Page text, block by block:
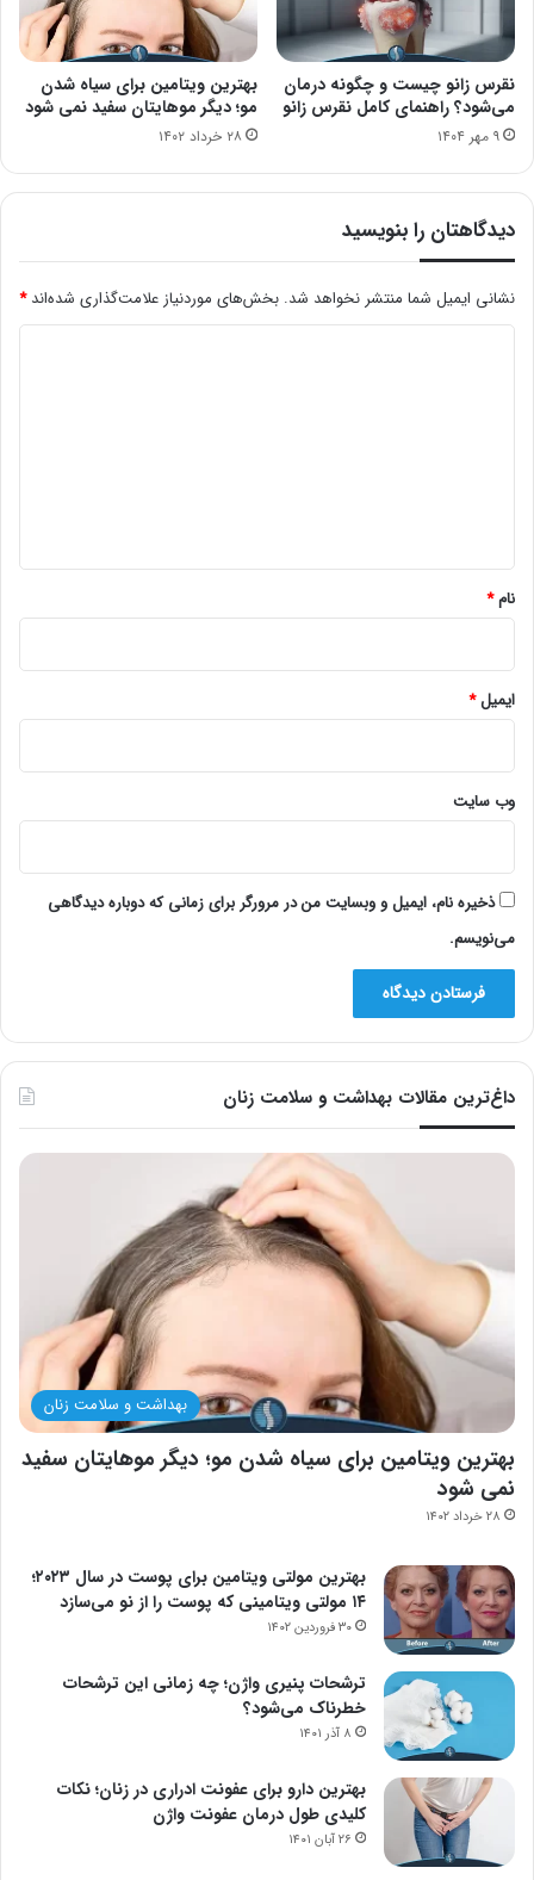
نقرس زانو چیست و چگونه درمان
می‌شود؟ راهنمای کامل نقرس زانو
۹ مهر ۱۴۰۴
بهترین ویتامین برای سیاه شدن
مو؛ دیگر موهایتان سفید نمی شود
۲۸ خرداد ۱۴۰۲
دیدگاهتان را بنویسید
نشانی ایمیل شما منتشر نخواهد شد. بخش‌های موردنیاز علامت‌گذاری شده‌اند*
نام*
ایمیل*
وب‌ سایت
ذخیره نام، ایمیل و وبسایت من در مرورگر برای زمانی که دوباره دیدگاهی
می‌نویسم.
داغ‌ترین مقالات بهداشت و سلامت زنان
بهداشت و سلامت زنان
بهترین ویتامین برای سیاه شدن مو؛ دیگر موهایتان سفید
نمی شود
۲۸ خرداد ۱۴۰۲
بهترین مولتی ویتامین برای پوست در سال ۲۰۲۳؛
۱۴ مولتی ویتامینی که پوست را از نو می‌سازد
۳۰ فروردین ۱۴۰۲
ترشحات پنیری واژن؛ چه زمانی این ترشحات
خطرناک می‌شود؟
۸ آذر ۱۴۰۱
بهترین دارو برای عفونت ادراری در زنان؛ نکات
کلیدی طول درمان عفونت واژن
۲۶ آبان ۱۴۰۱